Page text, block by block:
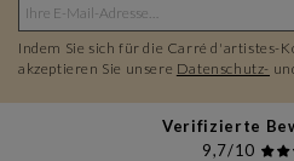
Indem Sie sich für die Carré d'artistes-
akzeptieren Sie unsere Datenschutz-
Verifizierte
9,7/10